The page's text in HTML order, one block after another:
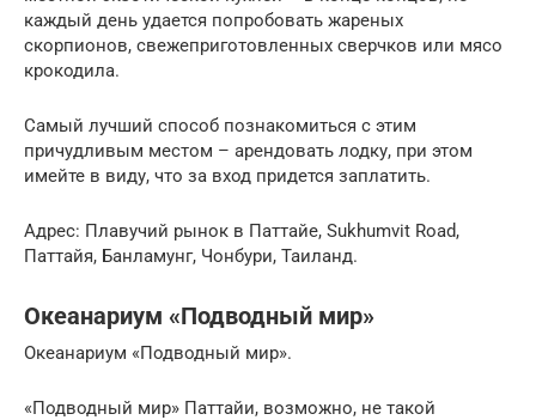
каждый день удается попробовать жареных
скорпионов, свежеприготовленных сверчков или мясо
крокодила.
Самый лучший способ познакомиться с этим
причудливым местом – арендовать лодку, при этом
имейте в виду, что за вход придется заплатить.
Адрес: Плавучий рынок в Паттайе, Sukhumvit Road,
Паттайя, Банламунг, Чонбури, Таиланд.
Океанариум «Подводный мир»
Океанариум «Подводный мир».
«Подводный мир» Паттайи, возможно, не такой